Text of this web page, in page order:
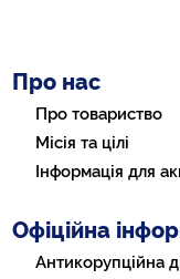
Про нас
Про товариство
Місія та цілі
Інформація для
Офіційна
Антикорупційна